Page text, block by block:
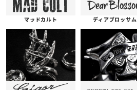
マッドカルト ディアブロッサム